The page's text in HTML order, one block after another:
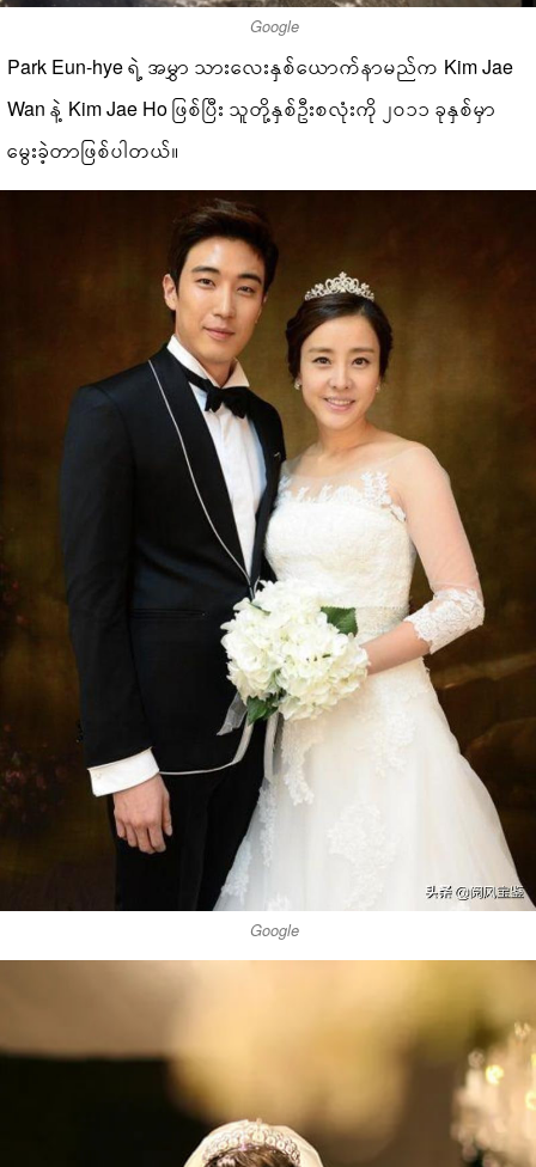
Google
Park Eun-hye ရဲ့ အမွှာ သားလေးနှစ်ယောက်နာမည်က Kim Jae
Wan နဲ့ Kim Jae Ho ဖြစ်ပြီး သူတို့နှစ်ဦးစလုံးကို ၂၀၁၁ ခုနှစ်မှာ
မွေးခဲ့တာဖြစ်ပါတယ်။
Google